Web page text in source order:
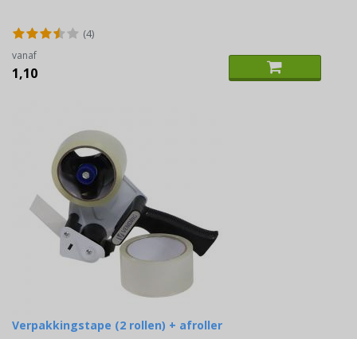
(4)
vanaf
1,10
Verpakkingstape (2 rollen) + afroller